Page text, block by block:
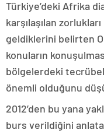
Türkiye’deki Afrika
karşılaşılan
geldiklerini belirten
konuların
bölgelerdeki
önemli olduğunu
2012’den bu yana
burs verildiğini